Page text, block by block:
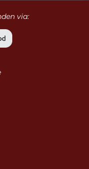
via: